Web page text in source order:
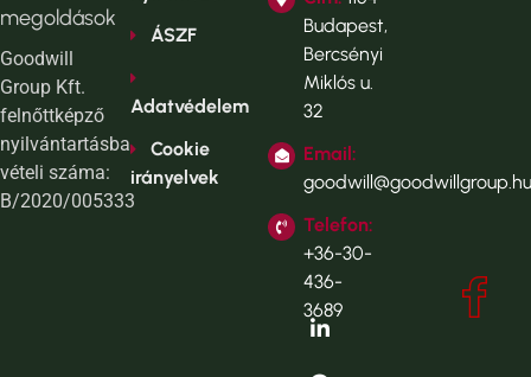
megoldások
Goodwill
Group Kft.
felnőttképző
nyilvántartásba
vételi száma:
B/2020/005333
ÁSZF
Adatvédelem
Cookie
irányelvek
Budapest,
Bercsényi
Miklós u.
32
Email:
Telefon:
+36-30-
436-
3689